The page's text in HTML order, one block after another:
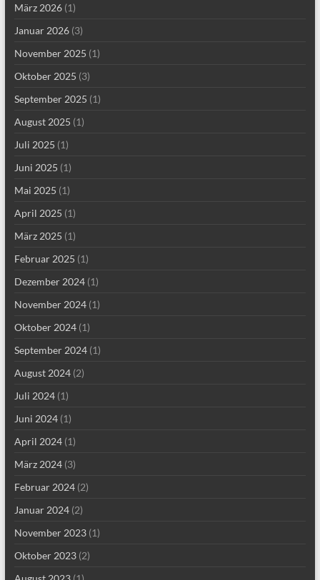
März 2026(1)
Januar 2026(3)
November 2025 (1)
Oktober 2025 (3)
September 2025 (1)
August 2025 (1)
Juli 2025 (1)
Juni 2025 (1)
Mai 2025 (1)
April 2025 (1)
März 2025 (1)
Februar 2025 (1)
Dezember 2024(1)
November 2024(1)
Oktober 2024(1)
September 2024(1)
August 2024(2)
Juli 2024(1)
Juni 2024(1)
April 2024(1)
März 2024(3)
Februar 2024(2)
Januar 2024(2)
November 2023(1)
Oktober 2023(2)